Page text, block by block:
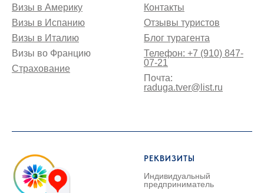
Визы в Америку
Визы в Испанию
Визы в Италию
Визы во Францию
Страхование
Контакты
Отзывы туристов
Блог турагента
Телефон: +7 (910) 847-
07-21
Почта:
raduga.tver@list.ru
РЕКВИЗИТЫ
Индивидуальный
предприниматель